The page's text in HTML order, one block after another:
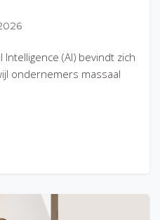
(AI) bevindt zich
ondernemers massaal